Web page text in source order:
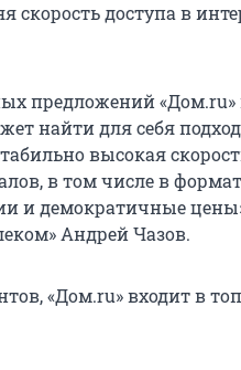
скорость доступа в
предложений
найти для себя
высокая
в том числе в
и демократичные
Андрей Чазов.
«Дом.ru» входит в